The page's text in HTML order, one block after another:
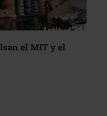
el MIT y el